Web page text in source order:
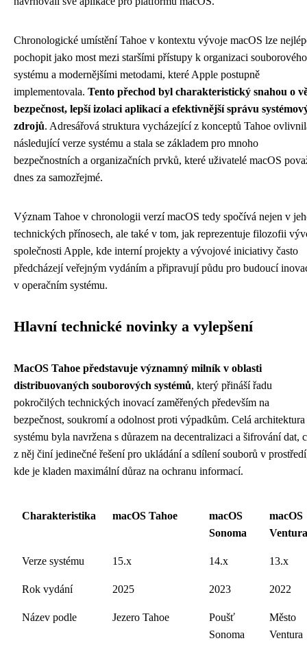
Chronologické umístění Tahoe v kontextu vývoje macOS lze
pochopit jako most mezi staršími přístupy k organizaci souborového
systému a modernějšími metodami, které Apple postupně
implementovala. Tento přechod byl charakteristický snahou o
bezpečnost, lepší izolaci aplikací a efektivnější správu
zdrojů. Adresářová struktura vycházející z konceptů Tahoe
následující verze systému a stala se základem pro mnoho
bezpečnostních a organizačních prvků, které uživatelé macOS
dnes za samozřejmé.
Význam Tahoe v chronologii verzí macOS tedy spočívá nejen v
technických přínosech, ale také v tom, jak reprezentuje filozofii
společnosti Apple, kde interní projekty a vývojové iniciativy často
předcházejí veřejným vydáním a připravují půdu pro budoucí
v operačním systému.
Hlavní technické novinky a vylepšení
MacOS Tahoe představuje významný milník v oblasti
distribuovaných souborových systémů, který přináší řadu
pokročilých technických inovací zaměřených především na
bezpečnost, soukromí a odolnost proti výpadkům. Celá architektura
systému byla navržena s důrazem na decentralizaci a šifrování dat,
z něj činí jedinečné řešení pro ukládání a sdílení souborů v
kde je kladen maximální důraz na ochranu informací.
Charakteristika macOS Tahoe
macOS
Sonoma
macOS
Ventura
Verze systému 15.x 14.x 13.x
Rok vydání 2025 2023 2022
Název podle Jezero Tahoe
Poušť
Sonoma
Město
Ventura